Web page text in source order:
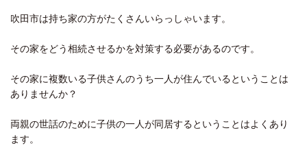
吹田市は持ち家の方がたくさんいらっしゃいます。
その家をどう相続させるかを対策する必要があるのです。
その家に複数いる子供さんのうち一人が住んでいるということは
ありませんか？
両親の世話のために子供の一人が同居するということはよくあり
ます。